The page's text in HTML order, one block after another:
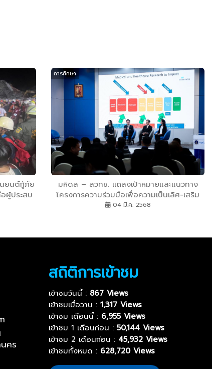
ยนต์กู้ภัย
อผู้ประสบ
การศึกษา
มหิดล – สวทช. แถลงเป้าหมายและแนวทาง
โครงการความร่วมมือเพื่อความเป็นเลิศ-เสริม
แกร่งระบบวิจัยและนวัตกรรม
04 มี.ค. 2568
คร
สถิติการเข้าชม
เข้าชมวันนี้ : 867 Views
เข้าชมเมื่อวาน : 1,317 Views
เข้าชม เดือนนี้ : 6,955 Views
เข้าชม 1 เดือนก่อน : 50,144 Views
เข้าชม 2 เดือนก่อน : 45,932 Views
เข้าชมทั้งหมด : 628,720 Views